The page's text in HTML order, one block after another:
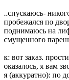
..спускаюсь-
пробежался по
поднимаюсь на
смущенного
к: вот заказ.
оказалось, я вам
я (аккуратно): по